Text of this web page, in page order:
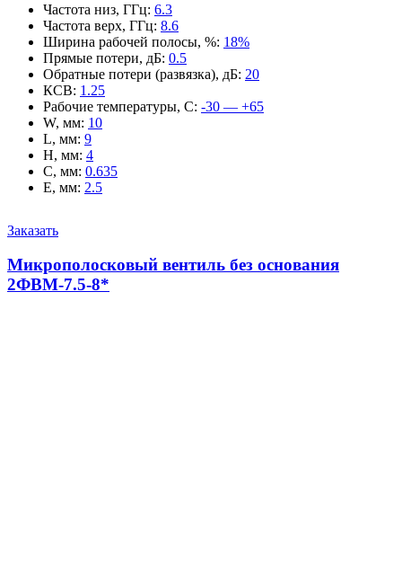
Частота низ, ГГц: 6.3
Частота верх, ГГц: 8.6
Ширина рабочей полосы, %: 18%
Прямые потери, дБ: 0.5
Обратные потери (развязка), дБ: 20
КСВ: 1.25
Рабочие температуры, С: -30 — +65
W, мм: 10
L, мм: 9
H, мм: 4
C, мм: 0.635
E, мм: 2.5
Заказать
Микрополосковый вентиль без основания
2ФВМ-7.5-8*